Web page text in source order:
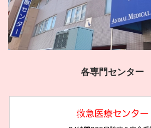
各専門センター